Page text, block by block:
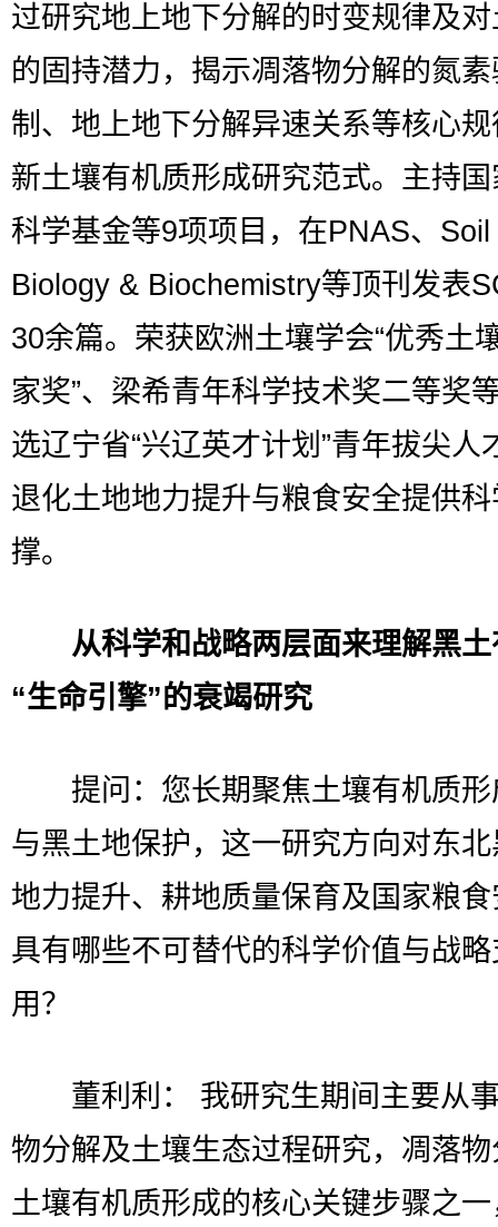
过研究地上地下分解的时变规律及
的固持潜力，揭示凋落物分解的氮
制、地上地下分解异速关系等核心
新土壤有机质形成研究范式。主持
科学基金等9项项目，在PNAS、Soil
Biology & Biochemistry等顶刊发表
30余篇。荣获欧洲土壤学会“优秀土
家奖”、梁希青年科学技术奖二等奖
选辽宁省“兴辽英才计划”青年拔尖人
退化土地地力提升与粮食安全提供
撑。
从科学和战略两层面来理解黑
“生命引擎”的衰竭研究
提问：您长期聚焦土壤有机质形
与黑土地保护，这一研究方向对东
地力提升、耕地质量保育及国家粮
具有哪些不可替代的科学价值与战
用？
董利利： 我研究生期间主要从
物分解及土壤生态过程研究，凋落
土壤有机质形成的核心关键步骤之